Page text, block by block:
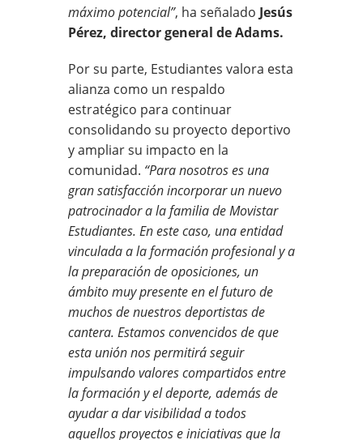
máximo potencial”, ha señalado Jesús
Pérez, director general de Adams.
Por su parte, Estudiantes valora esta
alianza como un respaldo
estratégico para continuar
consolidando su proyecto deportivo
y ampliar su impacto en la
comunidad. “Para nosotros es una
gran satisfacción incorporar un nuevo
patrocinador a la familia de Movistar
Estudiantes. En este caso, una entidad
vinculada a la formación profesional y a
la preparación de oposiciones, un
ámbito muy presente en el futuro de
muchos de nuestros deportistas de
cantera. Estamos convencidos de que
esta unión nos permitirá seguir
impulsando valores compartidos entre
la formación y el deporte, además de
ayudar a dar visibilidad a todos
aquellos proyectos e iniciativas que la